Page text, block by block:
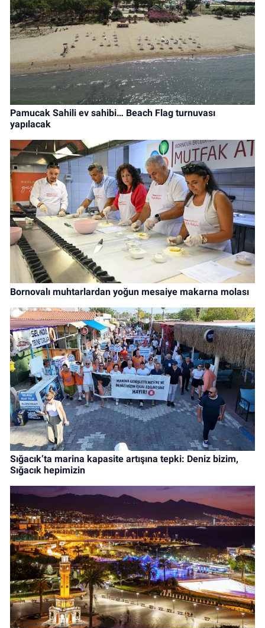
Pamucak Sahili ev sahibi… Beach Flag turnuvası
yapılacak
Bornovalı muhtarlardan yoğun mesaiye makarna molası
Sığacık’ta marina kapasite artışına tepki: Deniz bizim,
Sığacık hepimizin